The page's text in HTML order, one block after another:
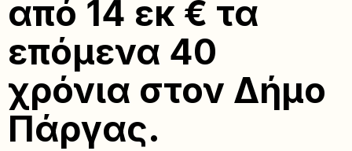
από 14 εκ € τα
επόμενα 40
χρόνια στον Δήμο
Πάργας.